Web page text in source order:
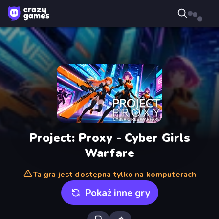
Project: Proxy - Cyber Girls
Warfare
Ta gra jest dostępna tylko na komputerach
Pokaż inne gry